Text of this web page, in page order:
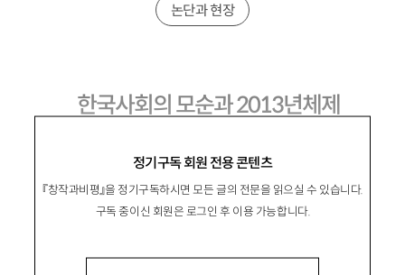
정기구독 회원 전용 콘텐츠
『창작과비평』을 정기구독하시면 모든 글의 전문을 읽으실 수 있습니다.
구독 중이신 회원은 로그인 후 이용 가능합니다.
논단과 현장
한국사회의 모순과 2013년체제
김기원金基元
털』 『재벌개혁은 끝났는가』 『미군정기의 경제구